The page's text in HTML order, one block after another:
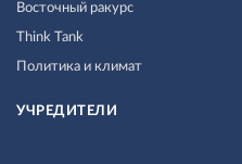
Восточный ракурс
Think Tank
Политика и климат
УЧРЕДИТЕЛИ